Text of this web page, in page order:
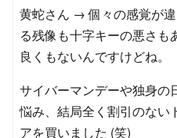
黄蛇さん → 個々の感覚が
る残像も十字キーの悪さも
良くもないんですけどね。
サイバーマンデーや独身の
悩み、結局全く割引のない
アを買いました (笑)